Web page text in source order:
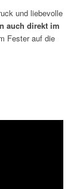
und liebevolle
auch direkt im
Fester auf die